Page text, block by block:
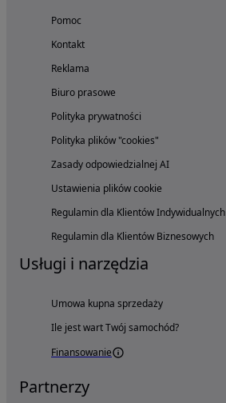
Pomoc
Kontakt
Reklama
Biuro prasowe
Polityka prywatności
Polityka plików "cookies"
Zasady odpowiedzialnej AI
Ustawienia plików cookie
Regulamin dla Klientów Indywidualnych
Regulamin dla Klientów Biznesowych
Usługi i narzędzia
Umowa kupna sprzedaży
Ile jest wart Twój samochód?
Finansowanie
Partnerzy